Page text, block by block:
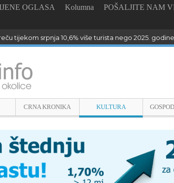
OGLASA Kolumna
POŠALJITE NAM
tijekom srpnja 10,6% više turista nego 2025.
CRNA KRONIKA KULTURA